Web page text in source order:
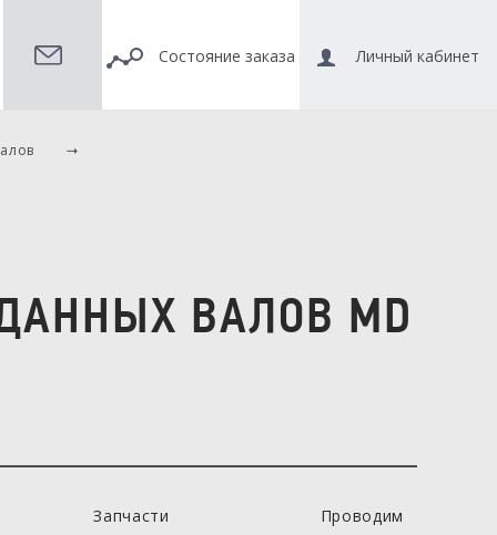
Состояние заказа Личный кабинет
ВАЛОВ MD
Запчасти Проводим